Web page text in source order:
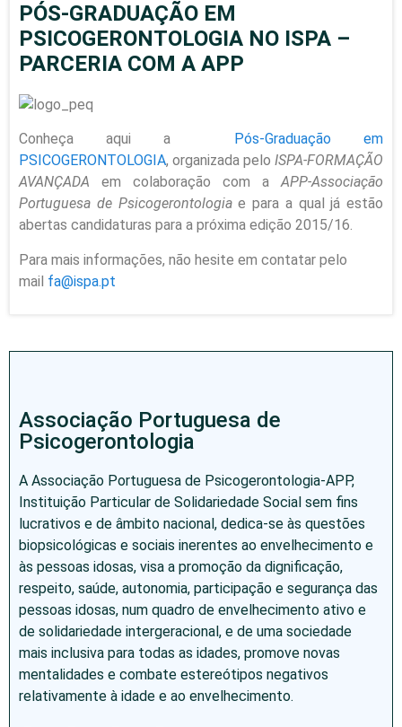
PÓS-GRADUAÇÃO EM
PSICOGERONTOLOGIA NO ISPA –
PARCERIA COM A APP
Conheça aqui a
Pós-Graduação em
PSICOGERONTOLOGIA, organizada pelo ISPA-FORMAÇÃO
AVANÇADA em colaboração com aAPP-Associação
Portuguesa de Psicogerontologiae para a qual já estão
abertas candidaturas para a próxima edição 2015/16.
Para mais informações, não hesite em contatar pelo
mail fa@ispa.pt
Associação Portuguesa de
Psicogerontologia
A Associação Portuguesa de Psicogerontologia-APP,
Instituição Particular de Solidariedade Social sem fins
lucrativos e de âmbito nacional, dedica-se às questões
biopsicológicas e sociais inerentes ao envelhecimento e
às pessoas idosas, visa a promoção da dignificação,
respeito, saúde, autonomia, participação e segurança das
pessoas idosas, num quadro de envelhecimento ativo e
de solidariedade intergeracional, e de uma sociedade
mais inclusiva para todas as idades, promove novas
mentalidades e combate estereótipos negativos
relativamente à idade e ao envelhecimento.